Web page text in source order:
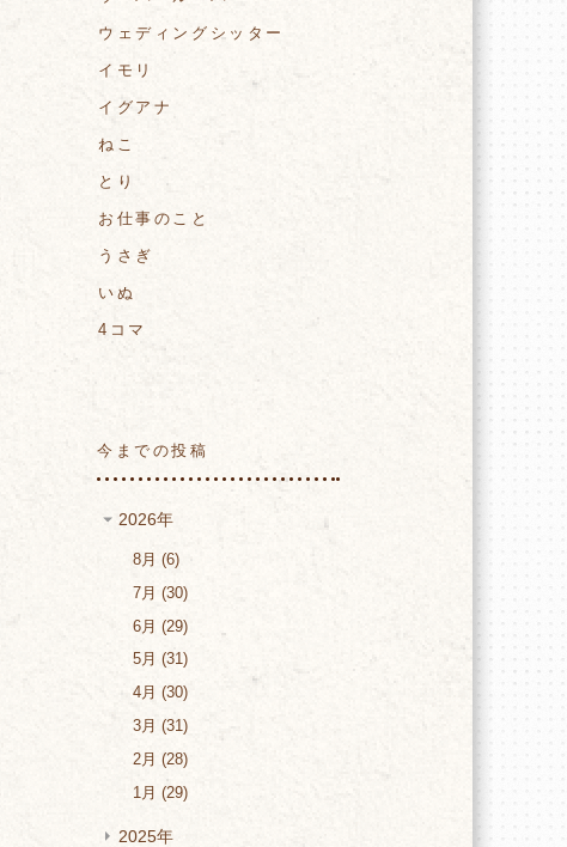
ウェディングシッター
イモリ
イグアナ
ねこ
とり
お仕事のこと
うさぎ
いぬ
4コマ
今までの投稿
2026年
8月
6
7月
30
6月
29
5月
31
4月
30
3月
31
2月
28
1月
29
2025年